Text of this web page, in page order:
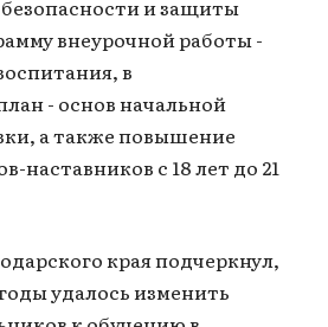
и защиты
внеурочной работы -
в
- основ начальной
а также повышение
наставников с 18 лет до 21
края подчеркнул,
удалось изменить